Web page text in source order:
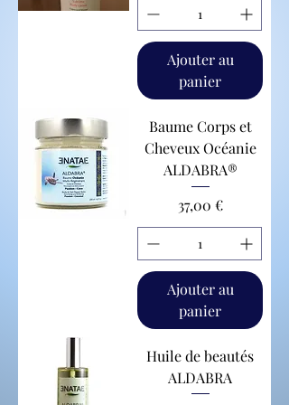
Ajouter au
panier
Baume Corps et
Cheveux Océanie
ALDABRA®
Prix
37,00 €
Ajouter au
panier
Huile de beautés
ALDABRA